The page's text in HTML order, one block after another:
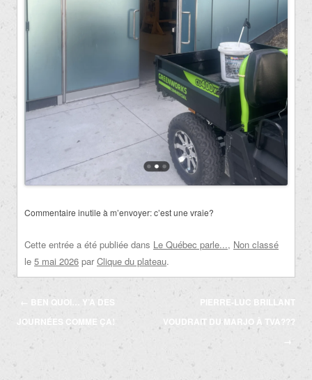
Commentaire inutile à m’envoyer: c’est une vraie?
Cette entrée a été publiée dans Le Québec parle..., Non classé
le 5 mai 2026 par Clique du plateau.
Navigation
des
←
BEN QUOI… Y’A DES
JOURNÉES COMME ÇA!
PIERRE-LUC BRILLANT
VOUDRAIT DU MARJO À TVA???